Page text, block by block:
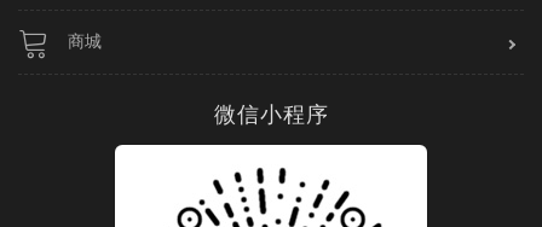
商城
微信小程序